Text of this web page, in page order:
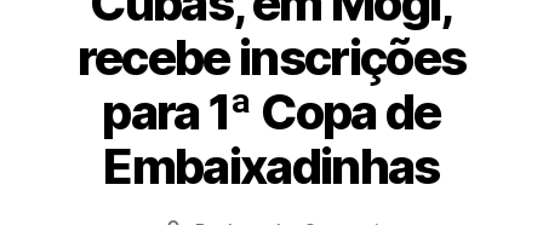
recebe inscrições
para 1ª Copa de
Embaixadinhas